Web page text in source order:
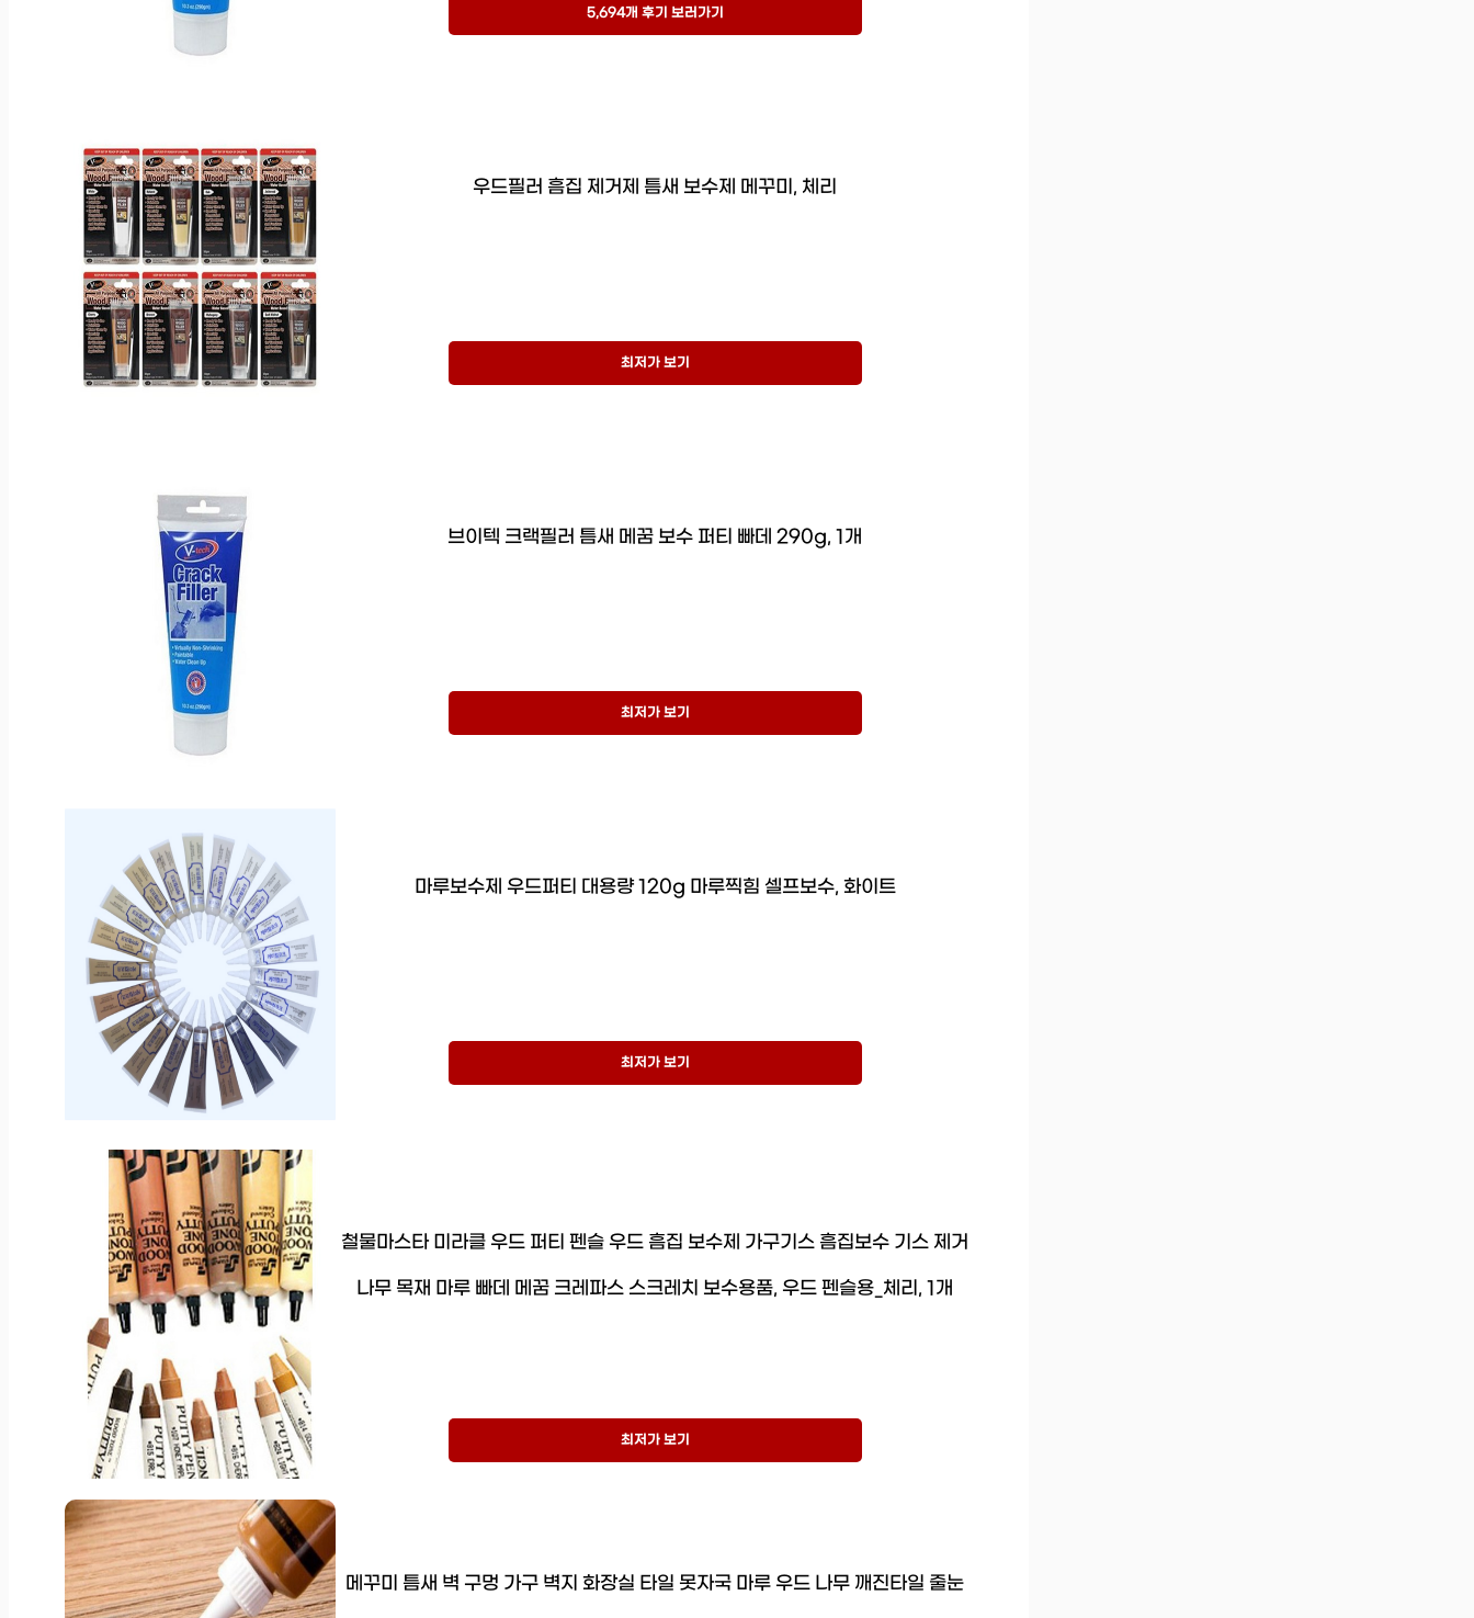
5,694개 후기 보러가기
우드필러 흠집 제거제 틈새 보수제 메꾸미, 체리
최저가 보기
브이텍 크랙필러 틈새 메꿈 보수 퍼티 빠데 290g, 1개
최저가 보기
마루보수제 우드퍼티 대용량 120g 마루찍힘 셀프보수, 화이트
최저가 보기
철물마스타 미라클 우드 퍼티 펜슬 우드 흠집 보수제 가구기스 흠집보수 기스 제거
나무 목재 마루 빠데 메꿈 크레파스 스크레치 보수용품, 우드 펜슬용_체리, 1개
최저가 보기
메꾸미 틈새 벽 구멍 가구 벽지 화장실 타일 못자국 마루 우드 나무 깨진타일 줄눈